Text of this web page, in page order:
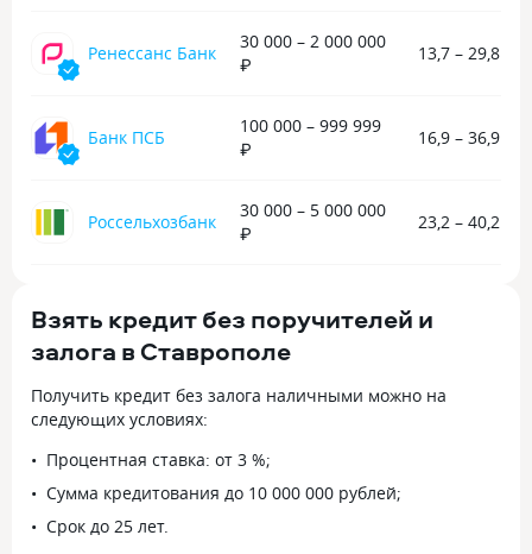
Ренессанс Банк
30 000 – 2 000 000
₽
13,7 – 29,8 %
Банк ПСБ
100 000 – 999 999
₽
16,9 – 36,9 %
Россельхозбанк
30 000 – 5 000 000
₽
23,2 – 40,2 %
Взять кредит без поручителей и
залога в Ставрополе
Получить кредит без залога наличными можно на
следующих условиях:
Процентная ставка: от 3 %;
Сумма кредитования до 10 000 000 рублей;
Срок до 25 лет.